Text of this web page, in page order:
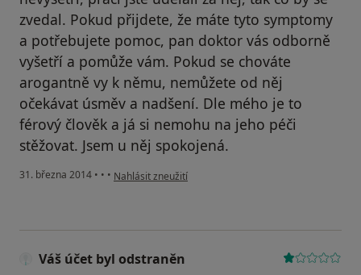
zvedal. Pokud přijdete, že máte tyto symptomy
a potřebujete pomoc, pan doktor vás odborně
vyšetří a pomůže vám. Pokud se chováte
arogantně vy k němu, nemůžete od něj
očekávat úsměv a nadšení. Dle mého je to
férový člověk a já si nemohu na jeho péči
stěžovat. Jsem u něj spokojená.
31. března 2014 • • • podle názoru uživatele Váš účet byl odstraněn
Nahlásit zneužití
Váš účet byl odstraněn